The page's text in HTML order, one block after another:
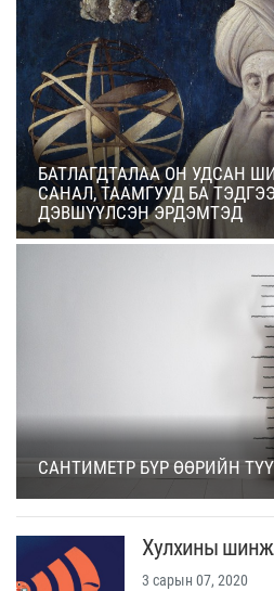
БАТЛАГДТАЛАА ОН УДСАН
САНАЛ, ТААМГУУД БА
ДЭВШҮҮЛСЭН ЭРДЭМТЭД
САНТИМЕТР БҮР ӨӨРИЙН
Хулхины
3 сарын 07, 2020